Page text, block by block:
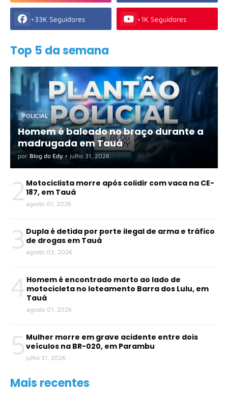
+33K Seguidores +1K Seguidores
Top 5 da semana
POLICIAL
Homem é baleado no braço durante a
madrugada em Tauá
por Blog do Edy • julho 31, 2026
2 Motociclista morre após colidir com vaca na CE-
187, em Tauá
agosto 01, 2026
3 Dupla é detida por porte ilegal de arma e tráfico
de drogas em Tauá
agosto 03, 2026
4 Homem é encontrado morto ao lado de
motocicleta no loteamento Barra dos Lulu, em
Tauá
agosto 01, 2026
5 Mulher morre em grave acidente entre dois
veículos na BR-020, em Parambu
julho 31, 2026
Mais recentes